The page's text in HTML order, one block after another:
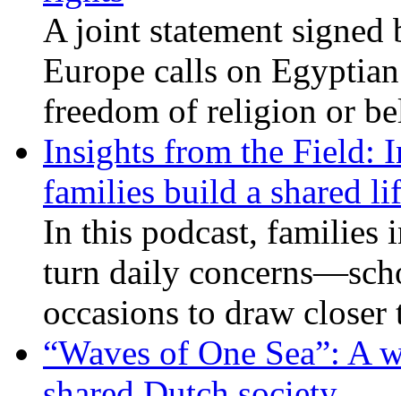
A joint statement signed
Europe calls on
freedom of religion or
Insights from the Field:
families build a shared
In this podcast, families
turn daily
occasions to draw
“Waves of One Sea”: